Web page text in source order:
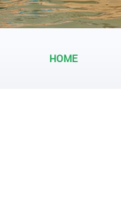
HOME